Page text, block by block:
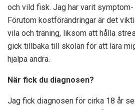
och vild fisk. Jag har varit
Förutom kostförändringar är det
vila och träning, liksom att hålla
gick tillbaka till skolan för att lära
hjälpa andra.
När fick du diagnosen?
Jag fick diagnosen för cirka 18 år